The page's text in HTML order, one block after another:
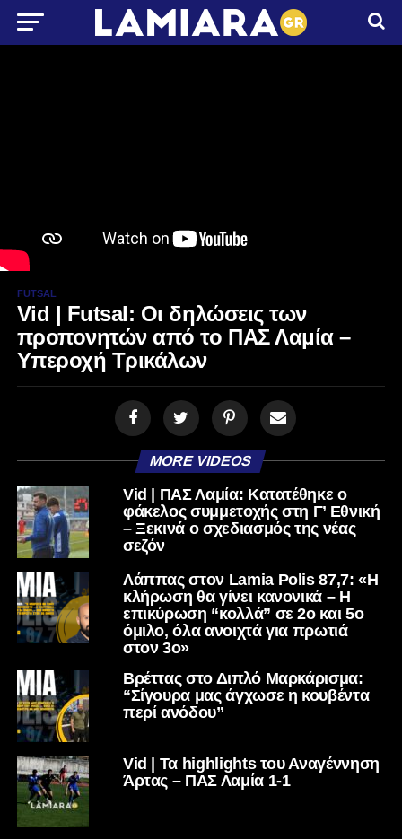
FUTSAL
Vid | Futsal: Οι δηλώσεις των
προπονητών από το ΠΑΣ Λαμία –
Yπεροχή Τρικάλων
MORE VIDEOS
Vid | ΠΑΣ Λαμία: Κατατέθηκε ο
φάκελος συμμετοχής στη Γ’ Εθνική
– Ξεκινά ο σχεδιασμός της νέας
σεζόν
Λάππας στον Lamia Polis 87,7: «Η
κλήρωση θα γίνει κανονικά – Η
επικύρωση “κολλά” σε 2ο και 5ο
όμιλο, όλα ανοιχτά για πρωτιά
στον 3ο»
Βρέττας στο Διπλό Μαρκάρισμα:
“Σίγουρα μας άγχωσε η κουβέντα
περί ανόδου”
Vid | Τα highlights του Αναγέννηση
Άρτας – ΠΑΣ Λαμία 1-1